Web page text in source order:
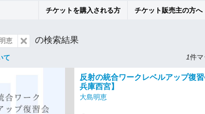
チケットを購入される方 チケット販売主の方へ
恵 の検索結果
て 1件マ
反射の統合ワークレベルアップ復
兵庫西宮】
大島明恵